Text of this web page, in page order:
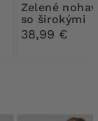
Zelené nohavice
so širokými
nohavicami a
vreckami
38,99 €